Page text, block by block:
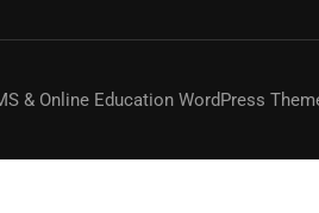
& Online Education WordPress